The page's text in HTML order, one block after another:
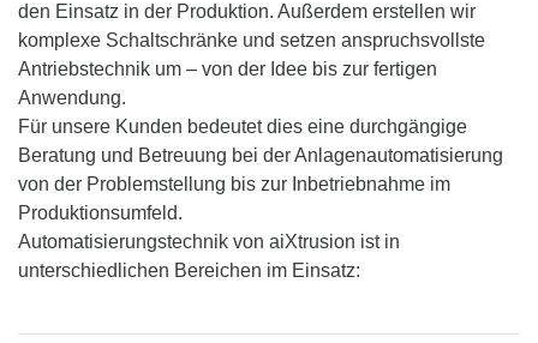
den Einsatz in der Produktion. Außerdem erstellen wir
komplexe Schaltschränke und setzen anspruchsvollste
Antriebstechnik um – von der Idee bis zur fertigen
Anwendung.
Für unsere Kunden bedeutet dies eine durchgängige
Beratung und Betreuung bei der Anlagenautomatisierung
von der Problemstellung bis zur Inbetriebnahme im
Produktionsumfeld.
Automatisierungstechnik von aiXtrusion ist in
unterschiedlichen Bereichen im Einsatz: